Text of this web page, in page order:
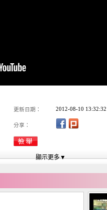
更新日期： 2012-08-10 13:32:32
分享：